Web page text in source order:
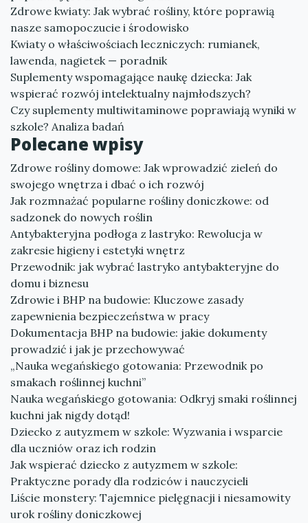
Zdrowe kwiaty: Jak wybrać rośliny, które poprawią
nasze samopoczucie i środowisko
Kwiaty o właściwościach leczniczych: rumianek,
lawenda, nagietek — poradnik
Suplementy wspomagające naukę dziecka: Jak
wspierać rozwój intelektualny najmłodszych?
Czy suplementy multiwitaminowe poprawiają wyniki w
szkole? Analiza badań
Polecane wpisy
Zdrowe rośliny domowe: Jak wprowadzić zieleń do
swojego wnętrza i dbać o ich rozwój
Jak rozmnażać popularne rośliny doniczkowe: od
sadzonek do nowych roślin
Antybakteryjna podłoga z lastryko: Rewolucja w
zakresie higieny i estetyki wnętrz
Przewodnik: jak wybrać lastryko antybakteryjne do
domu i biznesu
Zdrowie i BHP na budowie: Kluczowe zasady
zapewnienia bezpieczeństwa w pracy
Dokumentacja BHP na budowie: jakie dokumenty
prowadzić i jak je przechowywać
„Nauka wegańskiego gotowania: Przewodnik po
smakach roślinnej kuchni”
Nauka wegańskiego gotowania: Odkryj smaki roślinnej
kuchni jak nigdy dotąd!
Dziecko z autyzmem w szkole: Wyzwania i wsparcie
dla uczniów oraz ich rodzin
Jak wspierać dziecko z autyzmem w szkole:
Praktyczne porady dla rodziców i nauczycieli
Liście monstery: Tajemnice pielęgnacji i niesamowity
urok rośliny doniczkowej